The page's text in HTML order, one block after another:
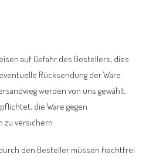
auf Gefahr des Bestellers; dies
Rücksendung der Ware.
werden von uns gewählt.
die Ware gegen
zu versichern
den Besteller müssen frachtfrei